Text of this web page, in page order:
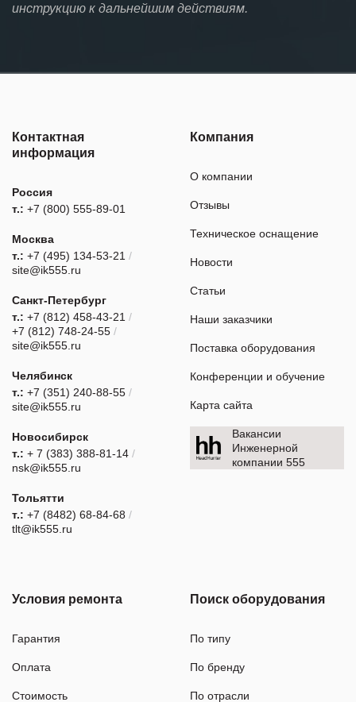
инструкцию к дальнейшим действиям.
Контактная
информация
Россия
т.: +7 (800) 555-89-01
Москва
т.: +7 (495) 134-53-21 /
site@ik555.ru
Санкт-Петербург
т.: +7 (812) 458-43-21 /
+7 (812) 748-24-55 /
site@ik555.ru
Челябинск
т.: +7 (351) 240-88-55 /
site@ik555.ru
Новосибирск
т.: + 7 (383) 388-81-14 /
nsk@ik555.ru
Тольятти
т.: +7 (8482) 68-84-68 /
tlt@ik555.ru
Компания
О компании
Отзывы
Техническое оснащение
Новости
Статьи
Наши заказчики
Поставка оборудования
Конференции и обучение
Карта сайта
Вакансии
Инженерной
компании 555
Условия ремонта
Гарантия
Оплата
Стоимость
Поиск оборудования
По типу
По бренду
По отрасли